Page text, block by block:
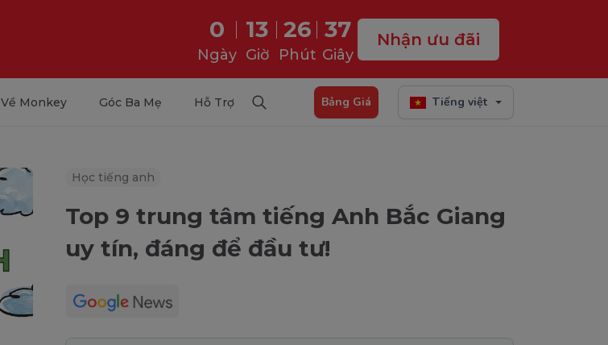
0
Ngày
13
Giờ
26
Phút
35
Giây
Nhận ưu đãi
Về Monkey Góc Ba Mẹ Hỗ Trợ Bảng Giá Tiếng việt
Học tiếng anh
Top 9 trung tâm tiếng Anh Bắc Giang
uy tín, đáng để đầu tư!